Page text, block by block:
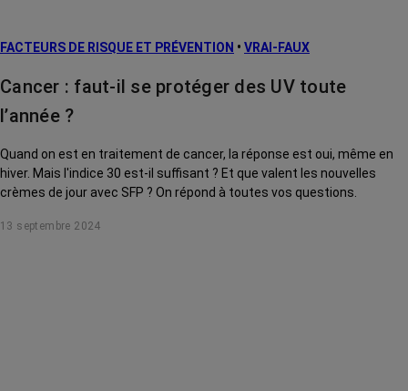
FACTEURS DE RISQUE ET PRÉVENTION • VRAI-FAUX
Cancer : faut-il se protéger des UV toute
l’année ?
Quand on est en traitement de cancer, la réponse est oui, même en
hiver. Mais l'indice 30 est-il suffisant ? Et que valent les nouvelles
crèmes de jour avec SFP ? On répond à toutes vos questions.
13 septembre 2024